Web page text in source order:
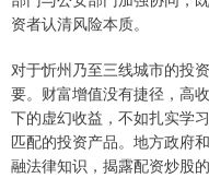
资者认清风险本质。
对于忻州乃至三线城市的投
要。财富增值没有捷径，高
下的虚幻收益，不如扎实学
匹配的投资产品。地方政府
融法律知识，揭露配资炒股的